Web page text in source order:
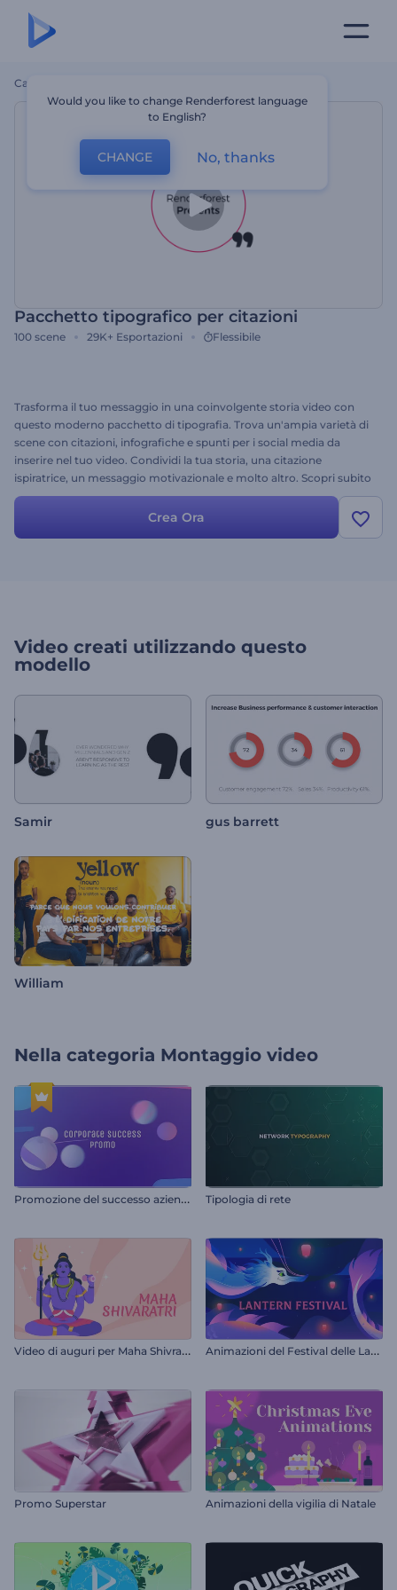
Casa
Pacchetto tipografico per citazioni
100 scene 29K+ Esportazioni Flessibile
Trasforma il tuo messaggio in una coinvolgente storia video con
questo moderno pacchetto di tipografia. Trova un'ampia varietà di
scene con citazioni, infografiche e spunti per i social media da
inserire nel tuo video. Condividi la tua storia, una citazione
ispiratrice, un messaggio motivazionale e molto altro. Scopri subito
le infinite possibilità!
Crea Ora
Video creati utilizzando questo
modello
Samir gus barrett
William
Nella categoria Montaggio video
P
romozione del successo aziendale Tipologia di rete
V
ideo di auguri per Maha Shivratri A
nimazioni del Festival delle Lanterne
Promo Superstar Animazioni della vigilia di Natale
Would you like to change Renderforest language
to English?
CHANGE No, thanks